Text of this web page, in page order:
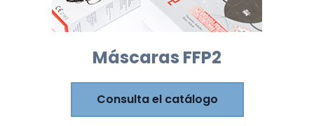
Máscaras FFP2
Consulta el catálogo